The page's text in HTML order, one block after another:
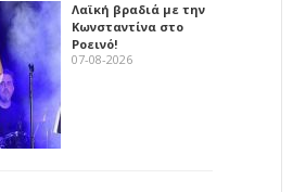
Λαϊκή βραδιά με την
Κωνσταντίνα στο
Ροεινό!
07-08-2026